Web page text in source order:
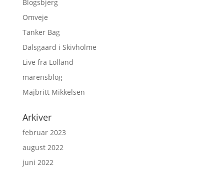
Blogsbjerg
Omveje
Tanker Bag
Dalsgaard i Skivholme
Live fra Lolland
marensblog
Majbritt Mikkelsen
Arkiver
februar 2023
august 2022
juni 2022